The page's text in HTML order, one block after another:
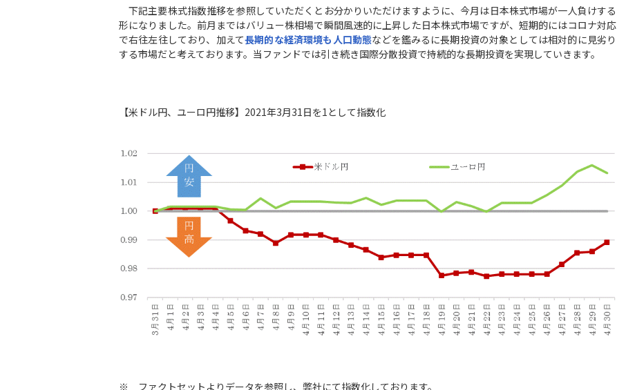
下記主要株式指数推移を参照していただくとお分かりいただけますように、今月は日本株式市場が一人負けする
形になりました。前月まではバリュー株相場で瞬間風速的に上昇した日本株式市場ですが、短期的にはコロナ対応
で右往左往しており、加えて長期的な経済環境も人口動態などを鑑みるに長期投資の対象としては相対的に見劣り
する市場だと考えております。当ファンドでは引き続き国際分散投資で持続的な長期投資を実現していきます。
【米ドル円、ユーロ円推移】2021年3月31日を1として指数化
※ ファクトセットよりデータを参照し、弊社にて指数化しております。